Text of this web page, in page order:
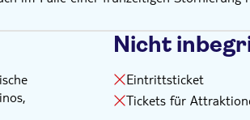
Nicht
Eintrittsticket
Tickets für